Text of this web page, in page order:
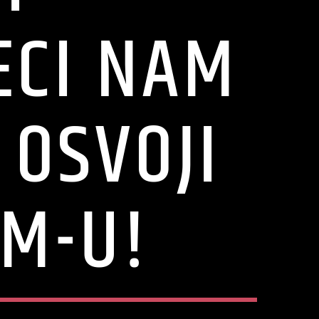
NAM
U!